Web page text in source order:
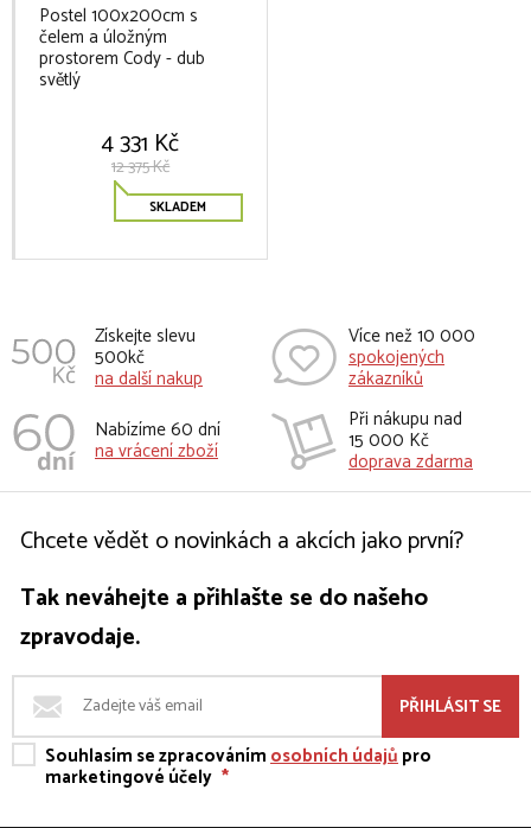
Postel 100x200cm s
čelem a úložným
prostorem Cody - dub
světlý
4 331 Kč
12 375 Kč
SKLADEM
Získejte slevu
500kč
na další nakup
Více než 10 000
spokojených
zákazníků
Nabízíme 60 dní
na vrácení zboží
Při nákupu nad
15 000 Kč
doprava zdarma
Chcete vědět o novinkách a akcích jako první?
Tak neváhejte a přihlašte se do našeho
zpravodaje.
PŘIHLÁSIT SE
Souhlasím se zpracovánímosobních údajůpro
marketingové účely *